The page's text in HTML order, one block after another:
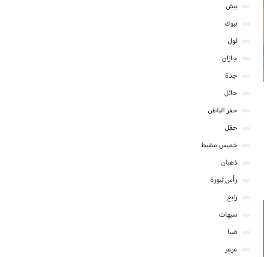
بيش
تبوك
ثول
جازان
جدة
حائل
حفر الباطن
حقل
خميس مشيط
ذهبان
رأس تنورة
رابغ
سيهات
ضبا
عرعر